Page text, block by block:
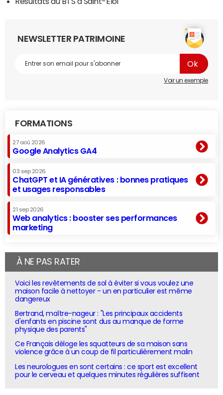
NEWSLETTER PATRIMOINE
Voir un exemple
FORMATIONS
27 aoû 2026
Google Analytics GA4
03 sep 2026
ChatGPT et IA génératives : bonnes pratiques
et usages responsables
21 sep 2026
Web analytics : booster ses performances
marketing
À NE PAS RATER
Voici les revêtements de sol à éviter si vous voulez une
maison facile à nettoyer - un en particulier est même
dangereux
Bertrand, maître-nageur : "Les principaux accidents
d'enfants en piscine sont dus au manque de forme
physique des parents"
Ce Français déloge les squatteurs de sa maison sans
violence grâce à un coup de fil particulièrement malin
Les neurologues en sont certains : ce sport est excellent
pour le cerveau et quelques minutes régulières suffisent